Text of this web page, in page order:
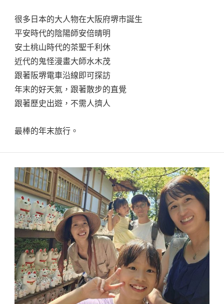
很多日本的大人物在大阪府堺市誕生
平安時代的陰陽師安倍晴明
安土桃山時代的茶聖千利休
近代的鬼怪漫畫大師水木茂
跟著阪堺電車沿線即可探訪
年末的好天氣，跟著散步的直覺
跟著歷史出遊，不需人擠人
最棒的年末旅行。